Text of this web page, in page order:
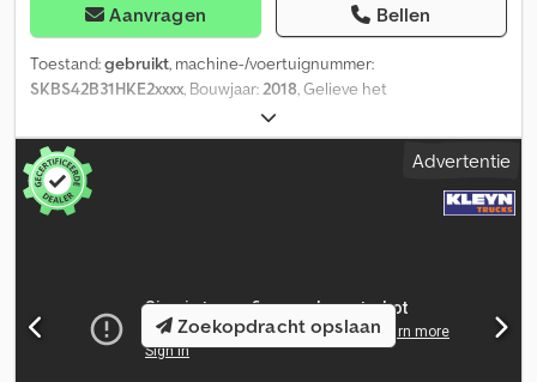
Aanvragen Bellen
Toestand:gebruikt, machine-/voertuignummer:
SKBS42B31HKE2xxxx , Bouwjaar: 2018 , Gelieve het
referentienummer te vermelden bij aanvraag: 23874 Technische
gegevens: Wordt geleverd met nieuwe APK Bouwjaar: 2018
Luchtvering Banden (zie foto's) Liftas op 1e as Eén eigenaar
Lengte: 1.238 cm Breedte: 254 cm Wielbasis: 131/131 cm Eigen
gewicht: 6.150 kg Maximaal laadvermogen: 38.850 kg Omschrijving:
gewicht: 6.150 Laadvermogen: 38.850 Breedte: 254 Lengte: 1.238
Model: Containersemi Dodjzqlccspfx Akhokr = Meer informatie =
Neem contact op met ATS Norway voor meer informatie.
Advertentie
Zoekopdracht opslaan